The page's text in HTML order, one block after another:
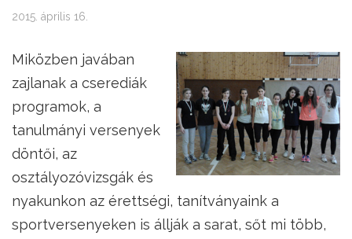
2015. április 16.
Miközben javában
zajlanak a cserediák
programok, a
tanulmányi versenyek
döntői, az
osztályozóvizsgák és
nyakunkon az érettségi, tanítványaink a
sportversenyeken is állják a sarat, sőt mi több,